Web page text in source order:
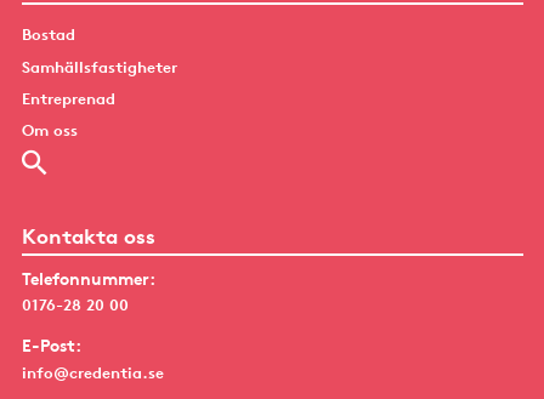
Bostad
Samhällsfastigheter
Entreprenad
Om oss
Kontakta oss
Telefonnummer:
0176-28 20 00
E-Post:
info@credentia.se